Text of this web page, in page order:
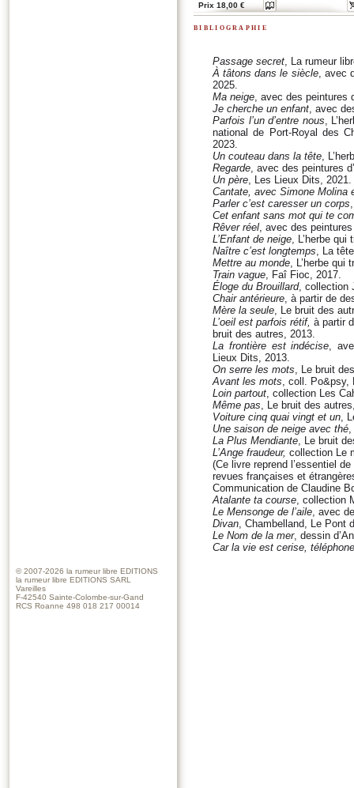
Prix 18,00 €
bibliographie
Passage secret, La rumeur
À tâtons dans le siècle, avec
2025.
Ma neige, avec des peintures
Je cherche un enfant, avec
Parfois l’un d’entre nous,
national de Port-Royal des
2023.
Un couteau dans la tête,
Regarde, avec des peintures
Un père, Les Lieux Dits, 2021.
Cantate, avec Simone Molina
Parler c’est caresser un corps
Cet enfant sans mot qui te
Rêver réel, avec des
L’Enfant de neige, L’herbe qui
Naître c’est longtemps, La
Mettre au monde, L’herbe qui
Train vague, Faî Fioc, 2017.
Éloge du Brouillard, collection
Chair antérieure, à partir de
Mère la seule, Le bruit des
L’oeil est parfois rétif, à partir
bruit des autres, 2013.
La frontière est indécise,
Lieux Dits, 2013.
On serre les mots, Le bruit
Avant les mots, coll. Po&psy,
Loin partout, collection Les
Même pas, Le bruit des
Voiture cinq quai vingt et un,
Une saison de neige avec thé,
La Plus Mendiante, Le bruit
L’Ange fraudeur, collection Le
(Ce livre reprend l’essentiel
revues françaises et
Communication de Claudine
Atalante ta course, collection
Le Mensonge de l’aile, avec
Divan, Chambelland, Le Pont
Le Nom de la mer, dessin
Car la vie est cerise,
© 2007-2026 la rumeur libre EDITIONS
la rumeur libre EDITIONS SARL
Vareilles
F-42540 Sainte-Colombe-sur-Gand
RCS Roanne 498 018 217 00014